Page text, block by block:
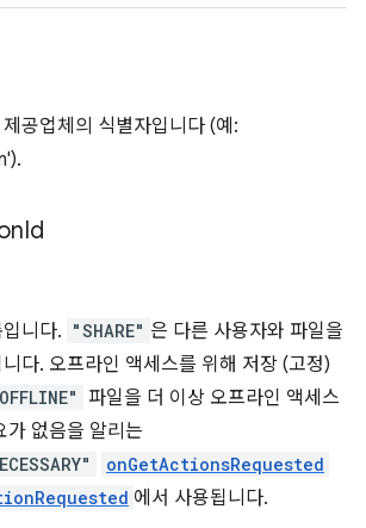
공업체의 식별자입니다 (예:
Id
니다. "SHARE" 은 다른 사용자와 파일을
다. 오프라인 액세스를 위해 저장 (고정)
파일을 더 이상 오프라인 액세스
가 없음을 알리는
onGetActionsRequested
에서 사용됩니다.